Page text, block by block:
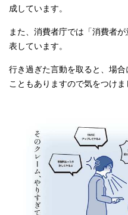
成しています。
また、消費者庁では「消費者
表しています。
行き過ぎた言動を取ると、場
こともありますので気をつけま